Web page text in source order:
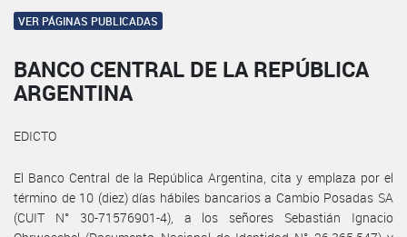
VER PÁGINAS PUBLICADAS
BANCO CENTRAL DE LA REPÚBLICA
ARGENTINA
EDICTO
El Banco Central de la República Argentina, cita y emplaza por el
término de 10 (diez) días hábiles bancarios a Cambio Posadas SA
(CUIT N° 30-71576901-4), a los señores Sebastián Ignacio